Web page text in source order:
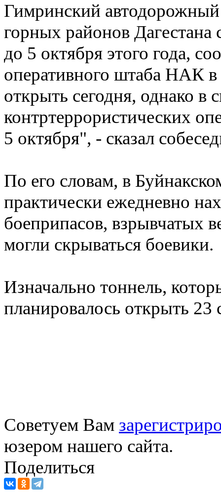
Гимринский
горных районов Дагестана
до 5 октября этого года,
оперативного штаба НАК
открыть сегодня, однако в
контртеррористических
5 октября", - сказал
По его словам, в
практически ежедневно
боеприпасов, взрывчатых
могли скрываться боевики.
Изначально тоннель,
планировалось открыть 23
Советуем Вам
юзером нашего сайта.
Поделиться